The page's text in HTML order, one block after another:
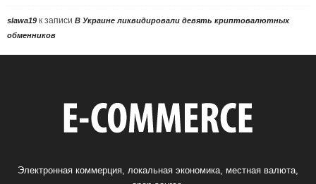
slawa19 к записи В Украине ликвидировали девять криптовалютных
обменников
Электронная коммерция, локальная экономика, местная валюта,